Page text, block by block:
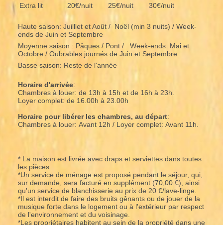
Extra lit
20€/nuit 25€/nuit 30€/nuit
Haute saison: Juilllet et Août / Noël (min 3 nuits) / Week-
ends de Juin et Septembre
Moyenne saison : Pâques / Pont / Week-ends Mai et
Octobre / Oubrables journés de Juin et Septembre
Basse saison: Reste de l'année
Horaire d'arrivée:
Chambres à louer: de 13h à 15h et de 16h à 23h.
Loyer complet: de 16.00h à 23.00h
Horaire pour libérer les chambres, au départ:
Chambres à louer: Avant 12h / Loyer complet: Avant 11h.
* La maison est livrée avec draps et serviettes dans toutes
les pièces.
*Un service de ménage est proposé pendant le séjour, qui,
sur demande, sera facturé en supplément (70,00 €), ainsi
qu'un service de blanchisserie au prix de 20 €/lave-linge.
*Il est interdit de faire des bruits gênants ou de jouer de la
musique forte dans le logement ou à l'extérieur par respect
de l'environnement et du voisinage.
*Les propriétaires habitent au sein de la propriété dans une